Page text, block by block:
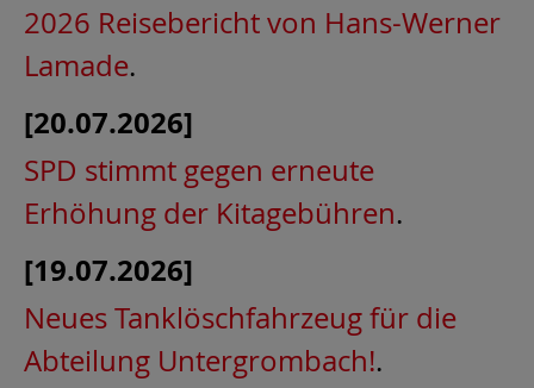
2026 Reisebericht von Hans-Werner
Lamade.
[20.07.2026]
SPD stimmt gegen erneute
Erhöhung der Kitagebühren.
[19.07.2026]
Neues Tanklöschfahrzeug für die
Abteilung Untergrombach!.